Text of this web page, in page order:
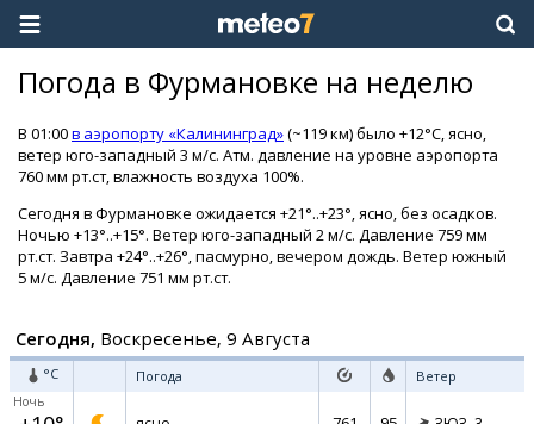
Погода в Фурмановке на неделю
В 01:00в аэропорту «Калининград»(~119 км) было +12°C, ясно,
ветер юго-западный 3 м/с. Атм. давление на уровне аэропорта
760 мм рт.ст, влажность воздуха 100%.
Сегодня в Фурмановке ожидается +21°..+23°, ясно, без осадков.
Ночью +13°..+15°. Ветер юго-западный 2 м/с. Давление 759 мм
рт.ст. Завтра +24°..+26°, пасмурно, вечером дождь. Ветер южный
5 м/с. Давление 751 мм рт.ст.
Сегодня, Воскресенье, 9 Августа
°C Погода Ветер
Ночь